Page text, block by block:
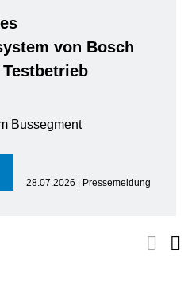
von Bosch
Bussegment
28.07.2026 | Pressemeldung